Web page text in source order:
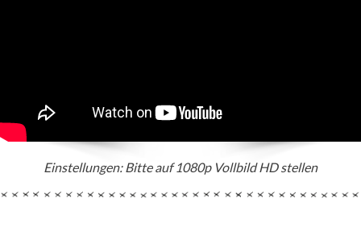
Einstellungen: Bitte auf 1080p Vollbild HD stellen